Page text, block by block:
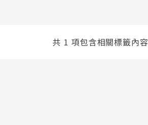
共 1 項包含相關標籤內容